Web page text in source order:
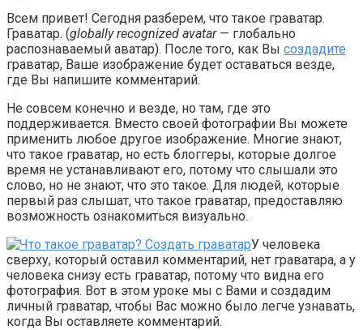
Всем привет! Сегодня разберем, что такое граватар.
Граватaр. (globally recognized avatar— глобально
распознаваемый аватар). После того, как Вы создадите
граватар, Ваше изображение будет оставаться везде,
где Вы напишите комментарий.
Не совсем конечно и везде, но там, где это
поддерживается. Вместо своей фотографии Вы можете
применить любое другое изображение. Многие знают,
что такое граватар, но есть блоггеры, которые долгое
время не устанавливают его, потому что слышали это
слово, но не знают, что это такое. Для людей, которые
первый раз слышат, что такое граватар, предоставляю
возможность ознакомиться визуально.
У человека
сверху, который оставил комментарий, нет граватара, а у
человека снизу есть граватар, потому что видна его
фотография. Вот в этом уроке мы с Вами и создадим
личный граватар, чтобы Вас можно было легче узнавать,
когда Вы оставляете комментарий.